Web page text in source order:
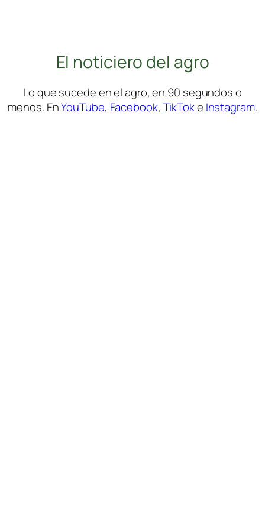
El noticiero del agro
Lo que sucede en el agro, en 90 segundos o
menos. EnYouTube, Facebook, TikToke Instagram.